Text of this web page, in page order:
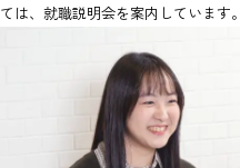
ては、就職説明会を案内しています。